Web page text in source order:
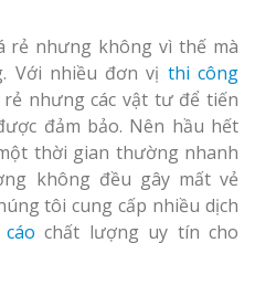
rẻ nhưng không vì thế mà
Với nhiều đơn vị thi công
rẻ nhưng các vật tư để tiến
đảm bảo. Nên hầu hết
thời gian thường nhanh
không đều gây mất vẻ
tôi cung cấp nhiều dịch
chất lượng uy tín cho